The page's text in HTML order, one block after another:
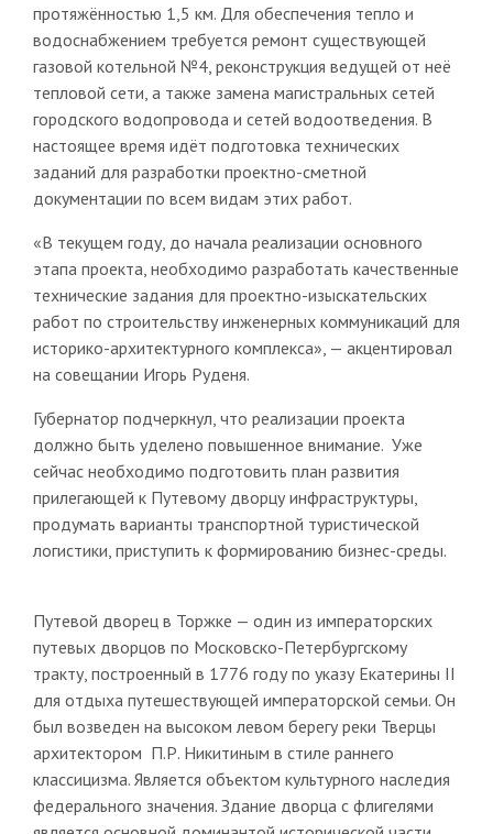
протяжённостью 1,5 км. Для обеспечения тепло и
водоснабжением требуется ремонт существующей
газовой котельной №4, реконструкция ведущей от неё
тепловой сети, а также замена магистральных сетей
городского водопровода и сетей водоотведения. В
настоящее время идёт подготовка технических
заданий для разработки проектно-сметной
документации по всем видам этих работ.
«В текущем году, до начала реализации основного
этапа проекта, необходимо разработать качественные
технические задания для проектно-изыскательских
работ по строительству инженерных коммуникаций для
историко-архитектурного комплекса», — акцентировал
на совещании Игорь Руденя.
Губернатор подчеркнул, что реализации проекта
должно быть уделено повышенное внимание. Уже
сейчас необходимо подготовить план развития
прилегающей к Путевому дворцу инфраструктуры,
продумать варианты транспортной туристической
логистики, приступить к формированию бизнес-среды.
Путевой дворец в Торжке — один из императорских
путевых дворцов по Московско-Петербургскому
тракту, построенный в 1776 году по указу Екатерины II
для отдыха путешествующей императорской семьи. Он
был возведен на высоком левом берегу реки Тверцы
архитектором П.Р. Никитиным в стиле раннего
классицизма. Является объектом культурного наследия
федерального значения. Здание дворца с флигелями